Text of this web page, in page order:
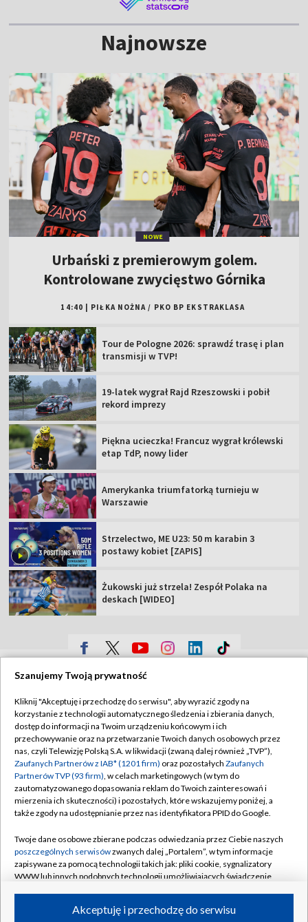
Najnowsze
NOWE
Urbański z premierowym golem.
Kontrolowane zwycięstwo Górnika
14:40 | PIŁKA NOŻNA / PKO BP EKSTRAKLASA
Tour de Pologne 2026: sprawdź trasę i plan
transmisji w TVP!
19-latek wygrał Rajd Rzeszowski i pobił
rekord imprezy
Piękna ucieczka! Francuz wygrał królewski
etap TdP, nowy lider
Amerykanka triumfatorką turnieju w
Warszawie
Strzelectwo, ME U23: 50 m karabin 3
postawy kobiet [ZAPIS]
Żukowski już strzela! Zespół Polaka na
deskach [WIDEO]
Abonament TVP
Sklep TVP
Biuro Reklamy
Oferta Handlowa
Telegazeta ogłoszenia
Emisja w TVP
Ogłoszenia przetargowe
Akademia Telewizyjna
Informacje o nadawcy
Centrum informacji TVP
Regulamin TVP
Polityka prywatności
Moje zgody
Biuro reklamy
Kontakt
©2026 Telewizja Polska Spółka Akcyjna w likwidacji
Szanujemy Twoją prywatność
Kliknij "Akceptuję i przechodzę do serwisu", aby wyrazić zgody na
korzystanie z technologii automatycznego śledzenia i zbierania danych,
dostęp do informacji na Twoim urządzeniu końcowym i ich
przechowywanie oraz na przetwarzanie Twoich danych osobowych przez
nas, czyli Telewizję Polską S.A. w likwidacji (zwaną dalej również „TVP”),
Zaufanych Partnerów z IAB* (1201 firm) oraz pozostałych Zaufanych
Partnerów TVP (93 firm), w celach marketingowych (w tym do
zautomatyzowanego dopasowania reklam do Twoich zainteresowań i
mierzenia ich skuteczności) i pozostałych, które wskazujemy poniżej, a
także zgody na udostępnianie przez nas identyfikatora PPID do Google.
Twoje dane osobowe zbierane podczas odwiedzania przez Ciebie naszych
poszczególnych serwisówzwanych dalej „Portalem”, w tym informacje
zapisywane za pomocą technologii takich jak: pliki cookie, sygnalizatory
WWW lub innych podobnych technologii umożliwiających świadczenie
ruchu w Internecie.Akceptuję i przechodzę do serwisu